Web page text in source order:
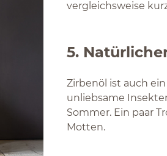
vergleichsweise
5.
Zirbenöl ist auch
unliebsame
Sommer. Ein paar
Motten.